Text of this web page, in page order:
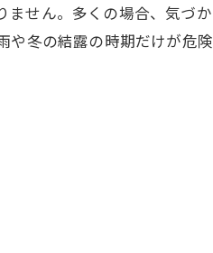
せん。多くの場合、気づ
や冬の結露の時期だけが危